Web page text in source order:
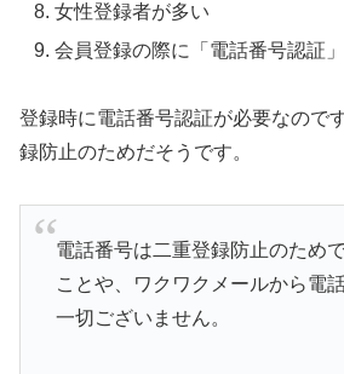
女性登録者が多い
会員登録の際に「電話番号認証
登録時に電話番号認証が必要なので
録防止のためだそうです。
電話番号は二重登録防止のため
ことや、ワクワクメールから電
一切ございません。